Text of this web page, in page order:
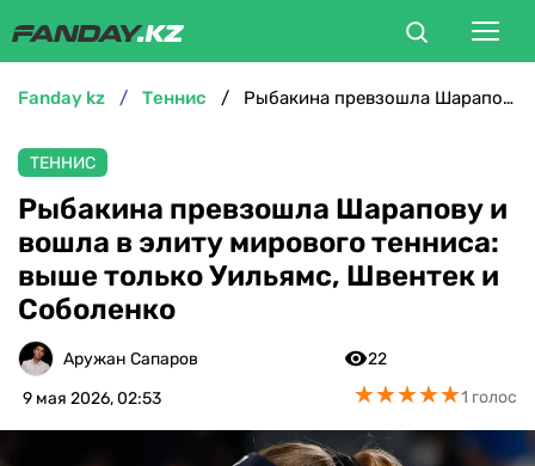
БОКС
ММА
ТЕННИС
ХОККЕЙ
fanday kz теннис Рыбакина превзошла Шарапову и вошла в элиту мирового тенниса: выше только Уильямс, Швентек и Соболенко
ТЕННИС
Рыбакина превзошла Шарапову и
вошла в элиту мирового тенниса:
выше только Уильямс, Швентек и
Соболенко
Аружан Сапаров
9 мая 2026, 02:53
22
★★★★★
★★★★★1 голос